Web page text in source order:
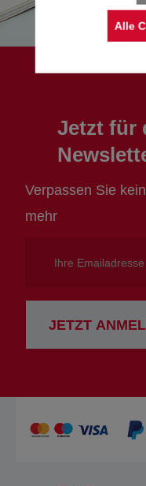
Jetzt für
Verpassen Sie
mehr
Emailadresse
JETZT
Alle